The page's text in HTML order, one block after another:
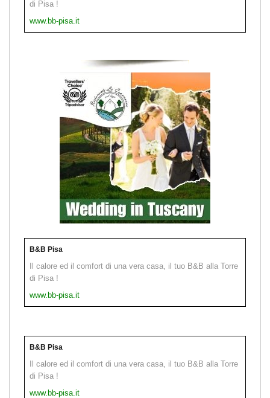
di Pisa !
www.bb-pisa.it
B&B Pisa
Il calore ed il comfort di una vera casa, il tuo B&B alla Torre
di Pisa !
www.bb-pisa.it
B&B Pisa
Il calore ed il comfort di una vera casa, il tuo B&B alla Torre
di Pisa !
www.bb-pisa.it